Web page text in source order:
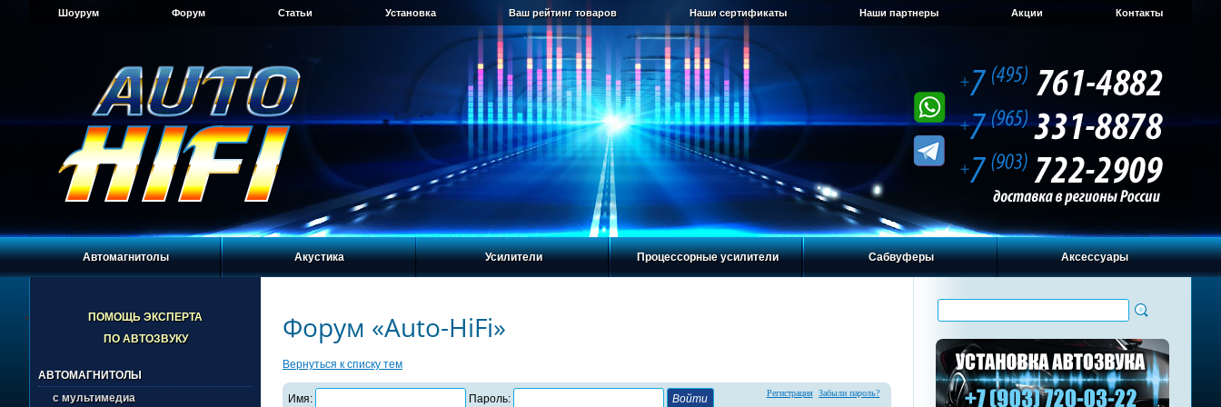
Шоурум Форум Статьи Установка Ваш рейтинг товаров Наши сертификаты Наши партнеры Акции Контакты
Автомагнитолы Акустика Усилители Процессорные усилители Сабвуферы Аксессуары
ПОМОЩЬ ЭКСПЕРТА
ПО АВТОЗВУКУ
АВТОМАГНИТОЛЫ
с мультимедиа
Форум «Auto-HiFi»
Вернуться к списку тем
Имя: Пароль: Забыли пароль?
Регистрация